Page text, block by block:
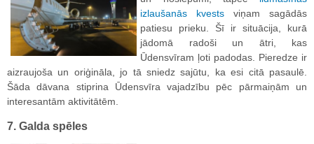
izlaušanās kvests viņam sagādās
patiesu prieku. Šī ir situācija, kurā
jādomā radoši un ātri, kas
Ūdensvīram ļoti padodas. Pieredze ir
aizraujoša un oriģināla, jo tā sniedz sajūtu, ka esi citā pasaulē.
Šāda dāvana stiprina Ūdensvīra vajadzību pēc pārmaiņām un
interesantām aktivitātēm.
7. Galda spēles